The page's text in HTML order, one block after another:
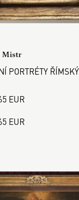
Mistr
PORTRÉTY
EUR
EUR